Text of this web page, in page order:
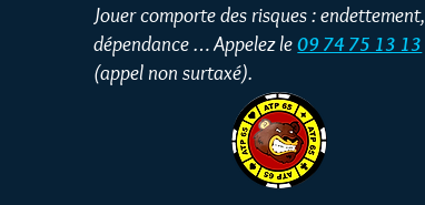
Jouer comporte des risques : endettement,
dépendance … Appelez le09 74 75 13 13
(appel non surtaxé).